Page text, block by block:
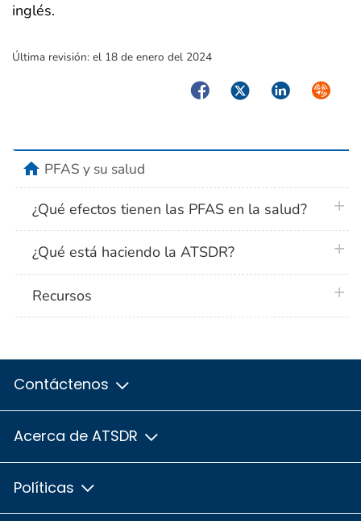
inglés.
Última revisión: el 18 de enero del 2024
FacebookTwitterLinkedIn
homePFAS y su salud
¿Qué efectos tienen las PFAS en la salud?
¿Qué está haciendo la ATSDR?
Recursos
Contáctenos
Acerca de ATSDR
Políticas